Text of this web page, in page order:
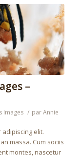
–
Images / parAnnie
elit.
massa. Cum sociis
montes, nascetur